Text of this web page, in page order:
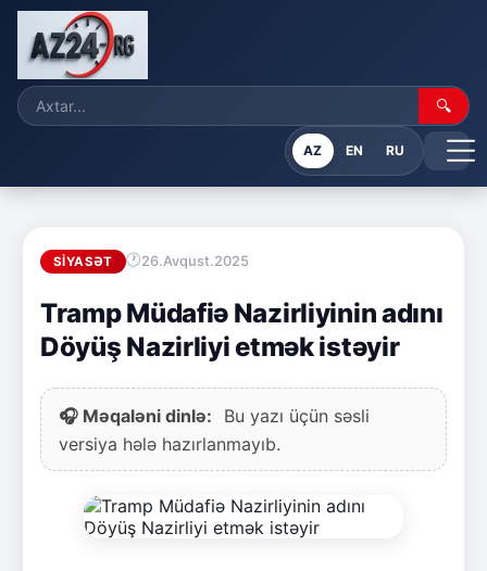
🔍
AZ EN RU
SIYASƏT 26.Avqust.2025
Tramp Müdafiə Nazirliyinin adını
Döyüş Nazirliyi etmək istəyir
🎧 Məqaləni dinlə:
Bu yazı üçün səsli
versiya hələ hazırlanmayıb.